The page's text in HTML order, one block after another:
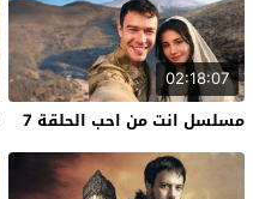
02:18:07
مسلسل انت من احب الحلقة 7